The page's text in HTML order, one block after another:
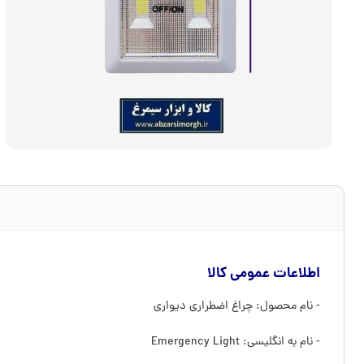
اطلاعات عمومی کالا
- نام محصول: چراغ اضطراری دیواری
- نام به انگلیسی: Emergency Light